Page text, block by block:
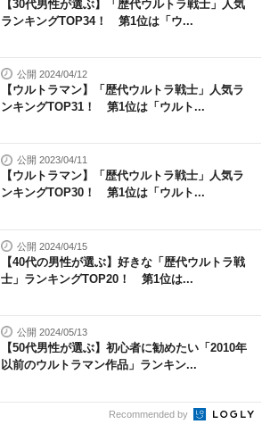
【30代男性が選ぶ】「歴代ウルトラ戦士」人気
ランキングTOP34！ 第1位は「ウ...
公開 2024/04/12
【ウルトラマン】「歴代ウルトラ戦士」人気ラ
ンキングTOP31！ 第1位は「ウルト...
公開 2023/04/11
【ウルトラマン】「歴代ウルトラ戦士」人気ラ
ンキングTOP30！ 第1位は「ウルト...
公開 2024/04/15
【40代の男性が選ぶ】好きな「歴代ウルトラ戦
士」ランキングTOP20！ 第1位は...
公開 2024/05/13
【50代男性が選ぶ】初心者に勧めたい「2010年
以前のウルトラマン作品」ランキン...
Recommended by